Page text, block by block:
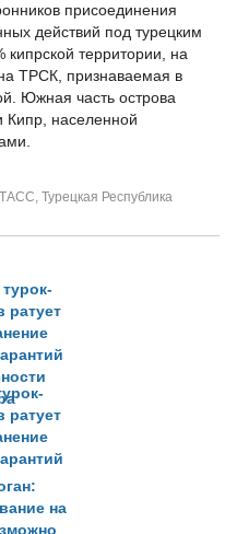
присоединения
действий под турецким
кипрской территории, на
ТРСК, признаваемая в
Южная часть острова
Кипр, населенной
ТАСС, Турецкая Республика
ратует